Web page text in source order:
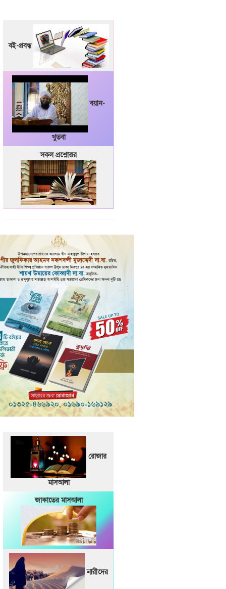
বই-প্রবন্ধ
বয়ান-
খুতবা
সকল প্রশ্নোত্তর
রোজার
মাসআলা
জাকাতের মাসআলা
নারীদের